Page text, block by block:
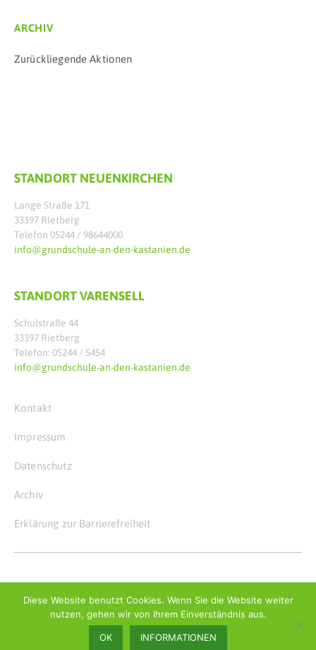
ARCHIV
Zurückliegende Aktionen
STANDORT NEUENKIRCHEN
Lange Straße 171
33397 Rietberg
Telefon 05244 / 98644000
info@grundschule-an-den-kastanien.de
STANDORT VARENSELL
Schulstraße 44
33397 Rietberg
Telefon: 05244 / 5454
info@grundschule-an-den-kastanien.de
Kontakt
Impressum
Datenschutz
Archiv
Erklärung zur Barrierefreiheit
Diese Website benutzt Cookies. Wenn Sie die Website weiter
nutzen, gehen wir von Ihrem Einverständnis aus.
OK INFORMATIONEN